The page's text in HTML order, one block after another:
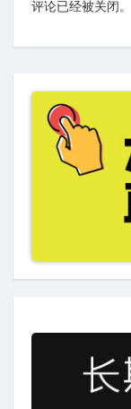
评论已经被关闭。